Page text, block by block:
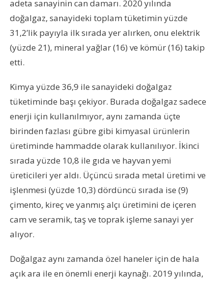
adeta sanayinin can damarı. 2020 yılında
doğalgaz, sanayideki toplam tüketimin yüzde
31,2’lik payıyla ilk sırada yer alırken, onu elektrik
(yüzde 21), mineral yağlar (16) ve kömür (16) takip
etti.
Kimya yüzde 36,9 ile sanayideki doğalgaz
tüketiminde başı çekiyor. Burada doğalgaz sadece
enerji için kullanılmıyor, aynı zamanda üçte
birinden fazlası gübre gibi kimyasal ürünlerin
üretiminde hammadde olarak kullanılıyor. İkinci
sırada yüzde 10,8 ile gıda ve hayvan yemi
üreticileri yer aldı. Üçüncü sırada metal üretimi ve
işlenmesi (yüzde 10,3) dördüncü sırada ise (9)
çimento, kireç ve yanmış alçı üretimini de içeren
cam ve seramik, taş ve toprak işleme sanayi yer
alıyor.
Doğalgaz aynı zamanda özel haneler için de hala
açık ara ile en önemli enerji kaynağı. 2019 yılında,